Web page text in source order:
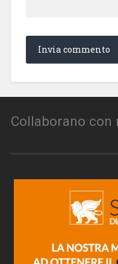
Collaborano con